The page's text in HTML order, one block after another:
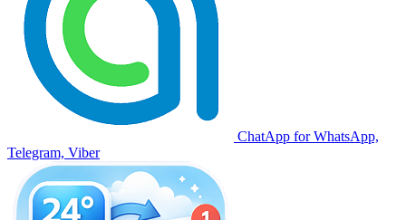
ChatApp for WhatsApp,
Telegram, Viber